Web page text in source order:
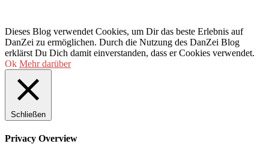
Dieses Blog verwendet Cookies, um Dir das beste Erlebnis auf
DanZei zu ermöglichen. Durch die Nutzung des DanZei Blog
erklärst Du Dich damit einverstanden, dass er Cookies verwendet.
Ok Mehr darüber
Schließen
Privacy Overview